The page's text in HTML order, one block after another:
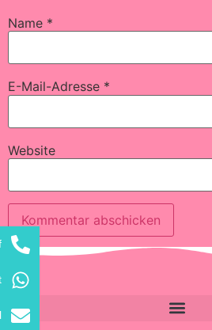
Name *
E-Mail-Adresse *
Website
Alternative: